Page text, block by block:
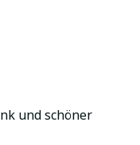
und schöner